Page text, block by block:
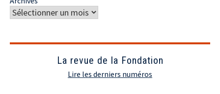
La revue de la Fondation
Lire les derniers numéros